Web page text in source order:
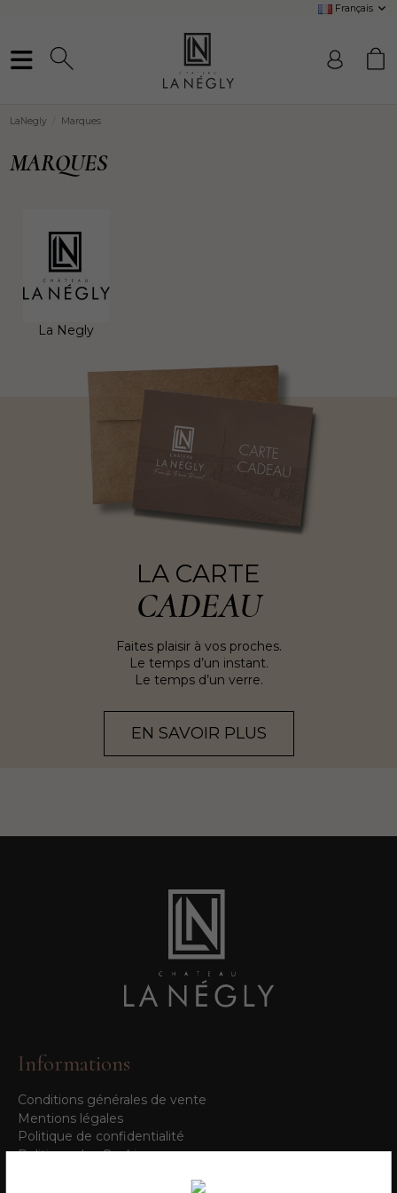
Français
LaNegly Marques
MARQUES
La Negly
LA CARTE
CADEAU
Faites plaisir à vos proches.
Le temps d’un instant.
Le temps d’un verre.
EN SAVOIR PLUS
Informations
Conditions générales de vente
Mentions légales
Politique de confidentialité
Politique des Cookies